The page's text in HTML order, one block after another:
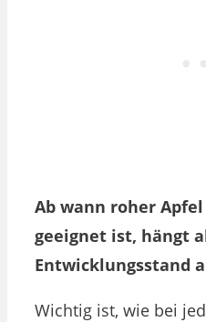
Ab wann roher
geeignet ist, hängt
Entwicklungsstand
Wichtig ist, wie bei